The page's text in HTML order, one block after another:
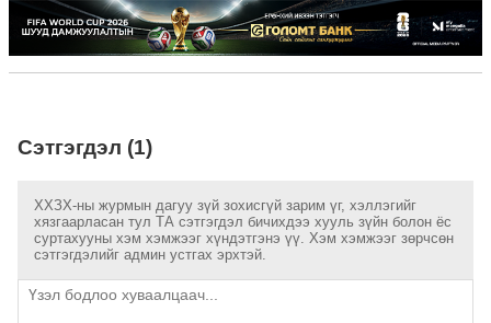
Сэтгэгдэл (1)
ХХЗХ-ны журмын дагуу зүй зохисгүй зарим үг, хэллэгийг
хязгаарласан тул ТА сэтгэгдэл бичихдээ хууль зүйн болон ёс
суртахууны хэм хэмжээг хүндэтгэнэ үү. Хэм хэмжээг зөрчсөн
сэтгэгдэлийг админ устгах эрхтэй.